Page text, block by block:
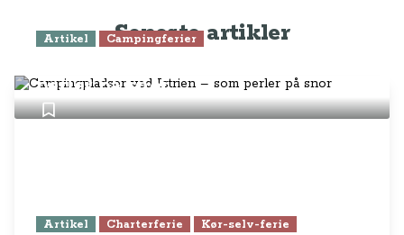
Seneste artikler
Artikel Campingferier
perler på snor
Artikel Charterferie Kør-selv-ferie